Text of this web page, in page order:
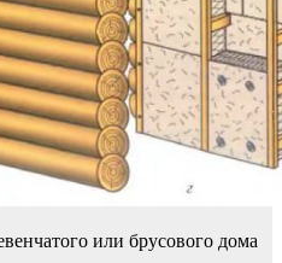
или брусового дома